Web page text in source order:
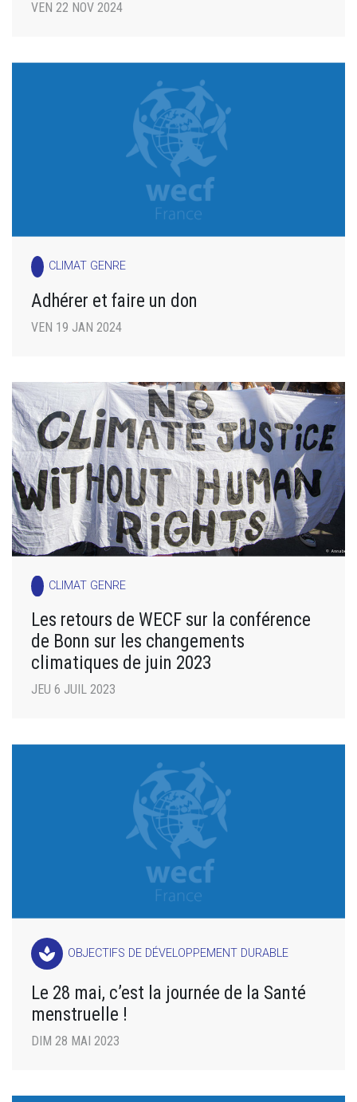
VEN 22 NOV 2024
CLIMAT GENRE
Adhérer et faire un don
VEN 19 JAN 2024
CLIMAT GENRE
Les retours de WECF sur la conférence
de Bonn sur les changements
climatiques de juin 2023
JEU 6 JUIL 2023
spa OBJECTIFS DE DÉVELOPPEMENT DURABLE
Le 28 mai, c’est la journée de la Santé
menstruelle !
DIM 28 MAI 2023